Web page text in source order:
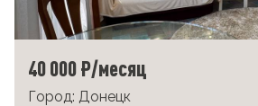
40 000 ₽/месяц
Город: Донецк